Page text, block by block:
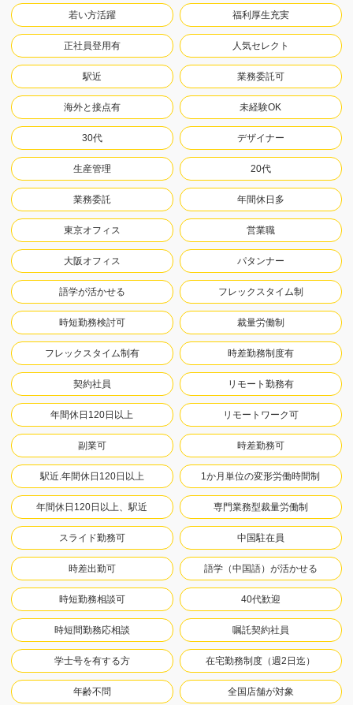
若い方活躍 福利厚生充実
正社員登用有 人気セレクト
駅近 業務委託可
海外と接点有 未経験OK
30代 デザイナー
生産管理 20代
業務委託 年間休日多
東京オフィス 営業職
大阪オフィス パタンナー
語学が活かせる フレックスタイム制
時短勤務検討可 裁量労働制
フレックスタイム制有 時差勤務制度有
契約社員 リモート勤務有
年間休日120日以上 リモートワーク可
副業可 時差勤務可
駅近.年間休日120日以上 1か月単位の変形労働時間制
年間休日120日以上、駅近 専門業務型裁量労働制
スライド勤務可 中国駐在員
時差出勤可 語学（中国語）が活かせる
時短勤務相談可 40代歓迎
時短間勤務応相談 嘱託契約社員
学士号を有する方 在宅勤務制度（週2日迄）
年齢不問 全国店舗が対象